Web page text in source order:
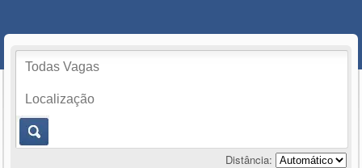
Distância: